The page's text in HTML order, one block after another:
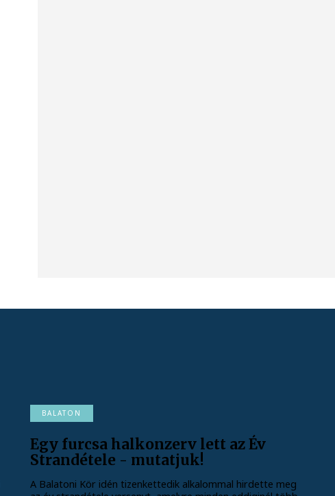
BALATON
Egy furcsa halkonzerv lett az Év
Strandétele - mutatjuk!
A Balatoni Kör idén tizenkettedik alkalommal hirdette meg